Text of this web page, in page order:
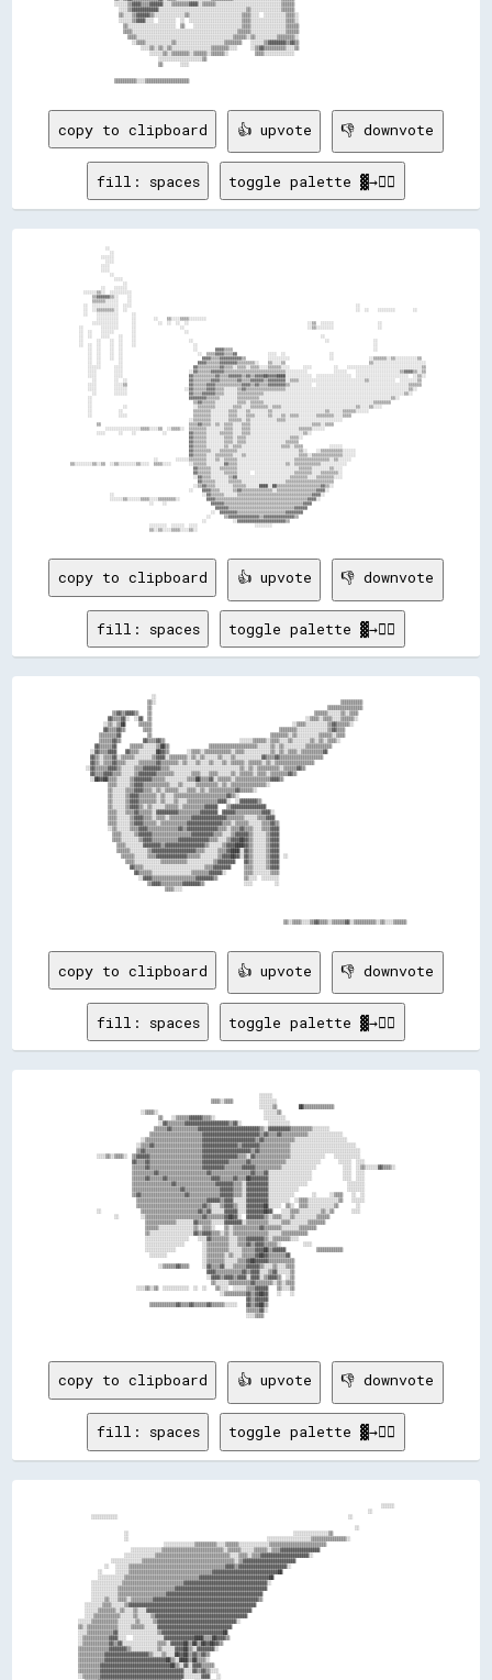
copy to clipboard 👍 upvote 👎 downvote
fill: spaces toggle palette ▓→✊🏽
copy to clipboard 👍 upvote 👎 downvote
fill: spaces toggle palette ▓→✊🏽
copy to clipboard 👍 upvote 👎 downvote
fill: spaces toggle palette ▓→✊🏽
                                                      ▒▒▒▒░░▒▒▒▒            ░░░░░░░░
                                                                            ░░░░░░▒▒          ██▒▒▒▒▒▒▒▒▒▒▒▒▒▒
                      ░░▒▒▒▒░░                                                ░░░░░░▒▒
                              ▒▒    ░░▒▒▒▒▒▒▓▓▓▓▓▓▒▒▒▒░░                      ░░░░░░░░░░
                              ░░▓▓▒▒▒▒▒▒▒▒▓▓▓▓▓▓▓▓▓▓▓▓▓▓▓▓▓▓▓▓▒▒▓▓░░            ░░░░░░░░░░
                            ▒▒▒▒▒▒▓▓▒▒▒▒▒▒▒▒▒▒▒▒▓▓▓▓▓▓▓▓▓▓▓▓▓▓▓▓▓▓▓▓▓▓▓▓▓▓▓▓▒▒░░▓▓▓▓▓▓▓▓▓▓▒▒▒▒▒▒▒▒▒▒░░░░░░░░
                          ▒▒▒▒▒▒▒▒▒▒▒▒▒▒▒▒▒▒▒▒▒▒▒▒▓▓▓▓▓▓▓▓▓▓▓▓▓▓▓▓▓▓▓▓▓▓▓▓▓▓▒▒▓▓▒▒▒▒▓▓▒▒▒▒▒▒▒▒▒▒▒▒░░░░░░░░░░░░░░░░
                      ░░▒▒▒▒▒▒▒▒▒▒▒▒▒▒▒▒▒▒▒▒▒▒▒▒▒▒▓▓▓▓▓▓▓▓▓▓▓▓▓▓▓▓▓▓▓▓▓▓▓▓▒▒▓▓▒▒▒▒▒▒▒▒▒▒▒▒▒▒░░░░░░░░░░░░░░░░░░░░░░░░
                    ░░▒▒▒▒▓▓▒▒▒▒▒▒▒▒▒▒▒▒▒▒▒▒▒▒▒▒▒▒▓▓▓▓▓▓▓▓▓▓▓▓▓▓▓▓▒▒▓▓▓▓▓▓▓▓▒▒▒▒▒▒▒▒▒▒▒▒▒▒░░░░░░░░░░░░░░░░░░░░░░░░░░░░░░
                    ▒▒▓▓▒▒▒▒▒▒▒▒▒▒▒▒▒▒▒▒▒▒▒▒▒▒▒▒▒▒▓▓▓▓▓▓▓▓▓▓▓▓▓▓▓▓▓▓▓▓▓▓▒▒▓▓▒▒▒▒▒▒▒▒▒▒▒▒▒▒░░░░░░░░░░░░░░░░░░░░░░░░░░░░░░░░
  ░░░░▒▒░░▒▒▒▒░░  ▒▒▓▓▓▓▓▓▒▒▒▒▒▒▒▒▒▒▒▒▒▒▒▒▒▒▒▒▒▒▒▒▓▓▓▓▓▓▓▓▓▓▓▓▓▓▓▓▒▒▒▒░░▓▓▒▒▒▒▒▒▒▒▒▒▒▒▒▒▒▒░░░░░░░░░░░░░░░░    ░░░░░░░░░░░░
                  ▓▓▒▒▒▒▓▓▒▒▒▒▒▒▒▒▒▒▒▒▒▒▒▒▒▒▒▒▒▒▒▒▓▓▓▓▓▓▓▓▓▓▓▓▒▒▒▒▒▒▒▒▓▓▒▒▒▒▒▒▒▒▒▒▒▒▒▒▒▒░░░░░░░░░░░░░░░░        ░░░░░░  ░░░░
                  ▒▒▒▒▒▒▓▓▒▒▒▒▒▒▒▒▒▒▒▒▒▒▒▒▒▒▒▒▒▒▒▒▓▓▓▓▓▓▓▓▓▓▒▒▒▒▒▒▒▒▓▓▓▓▓▓▒▒▒▒▒▒▒▒▒▒▒▒░░░░░░░░░░░░░░░░            ░░░░  ░░▒▒░░░░░░▓▓▒▒▒▒░░
                  ▒▒▒▒▒▒▒▒▒▒▓▓▒▒▒▒▒▒▒▒▒▒▒▒▒▒▒▒▒▒▒▒▒▒▓▓▒▒▒▒▒▒▒▒▒▒▒▒▒▒▒▒▒▒▓▓▒▒▒▒▓▓░░░░░░░░░░░░░░░░░░░░              ░░░░  ░░░░
                  ▒▒▒▒▒▒▓▓▒▒▒▒▒▒▓▓▒▒▒▒▒▒▒▒▒▒▒▒▒▒▒▒▒▒▒▒▓▓▓▓▒▒▒▒▒▒▓▓▒▒▒▒██▓▓▓▓▓▓▓▓░░░░░░░░░░░░░░░░░░░░              ░░░░  ░░░░
                  ▒▒▒▒▒▒▒▒▒▒▒▒▒▒▒▒▒▒▓▓▒▒▒▒▒▒▒▒▒▒▒▒▒▒▒▒▒▒▓▓▓▓▓▓▓▓▒▒▒▒░░▓▓▓▓▓▓▓▓▓▓░░░░░░░░░░░░░░░░░░                  ░░░░░░░░
                  ▒▒▒▒▒▒▒▒▒▒▒▒▒▒▒▒▒▒▒▒▒▒▓▓▒▒▒▒▒▒▒▒▒▒▒▒▒▒▒▒▓▓▓▓▓▓▒▒▒▒░░▓▓▓▓▓▓▓▓▓▓░░░░░░░░░░░░░░                      ░░░░░░░░
                  ▒▒▓▓▒▒▒▒▒▒▒▒▒▒▒▒▒▒▒▒▒▒▒▒▓▓▒▒▒▒▒▒▒▒▒▒▒▒▒▒▓▓▓▓▓▓▒▒▒▒░░▓▓▓▓▓▓▓▓▓▓░░░░░░░░░░░░        ░░      ░░▒▒▒▒    ░░  ░░
                    ▒▒▒▒▒▒▒▒▒▒▒▒▒▒▒▒▒▒▒▒▒▒▒▒▒▒▒▒▒▒▒▒▓▓▓▓▓▓▒▒▓▓▓▓░░░░░░▓▓▓▓▓▓▓▓▓▓░░░░░░░░░░  ░░▒▒▒▒░░░░░░░░░░░░░░▒▒    ░░░░░░
                    ▒▒▒▒▒▒▒▒▒▒▒▒▒▒▒▒▒▒▒▒▒▒▒▒▒▒▒▒▒▒▓▓▒▒░░░░▒▒▓▓▓▓▒▒░░░░▓▓▓▓▓▓▓▓██░░░░░░  ▒▒░░  ▒▒▒▒░░░░░░░░░░░░▒▒        ░░
  ░░                  ▒▒▒▒▒▒▒▒▒▒▒▒▒▒▒▒▒▒▒▒▒▒▒▒▒▒▓▓▒▒▓▓░░░░░░▓▓▓▓▓▓░░░░▓▓▓▓▓▓▓▓██▓▓    ░░░░▒▒▒▒░░░░░░░░░░▒▒░░▒▒        ░░░░
          ░░          ░░▒▒▒▒▒▒▒▒▒▒▒▒▒▒▒▒▒▒▒▒▒▒▒▒▒▒▓▓▒▒▒▒▒▒▒▒▓▓██▓▓░░  ▓▓▓▓▓▓▓▓▒▒░░▒▒▒▒░░░░▒▒░░░░░░░░░░▒▒▒▒▒▒
                        ▒▒▒▒▒▒▒▒▒▒▒▒▒▒░░░░░░░░▓▓▒▒▒▒▒▒░░░░░░▓▓▓▓▓▓▓▓░░▒▒▒▒▒▒▒▒▒▒░░░░░░▒▒▒▒░░░░░░░░▒▒▒▒▒▒▒▒
                        ▒▒▒▒▒▒░░░░░░░░░░░░░░░░▒▒░░▒▒▒▒░░    ▒▒░░▒▒▒▒▒▒▒▒▒▒▒▒▓▓▒▒▒▒▒▒▒▒░░░░░░░░▒▒▒▒▒▒▒▒
                        ▒▒░░░░░░░░░░░░░░░░░░░░▓▓▒▒▓▓▓▓▒▒▒▒░░▒▒░░▒▒▒▒▒▒▒▒▒▒▒▒▒▒▒▒░░░░░░▒▒▒▒▒▒▒▒▒▒▒▒
                        ░░░░░░░░░░░░░░░░░░░░    ░░░░▓▓▒▒▒▒▒▒▒▒░░░░▒▒▒▒▓▓▓▓▓▓▓▓▒▒░░▒▒▒▒▒▒▒▒░░░░
                        ░░░░░░░░░░░░░░░░░░        ░░▒▒▒▒▒▒▒▒▒▒░░░░▒▒▒▒▓▓▒▒▓▓▓▓▒▒▒▒▒▒░░          ░░░░
                        ░░░░░░░░░░░░░░            ░░▒▒▒▒▒▒▒▒▒▒░░░░░░▒▒▒▒▒▒▓▓▓▓██▒▒▓▓▓▓▓▓              ▒▒▒▒▒▒▒▒▒▒▒▒
                          ░░░░░░░░                ░░▒▒▒▒▒▒▒▒░░▒▒░░░░▒▒▒▒▒▒▓▓██▓▓▒▒▒▒▒▒▒▒▓▓
                                                  ░░▒▒▒▒▒▒▒▒░░░░░░▒▒▒▒▓▓██▓▓▓▓▓▓▒▒▒▒▒▒▒▒▒▒▒▒
                              ░░▒▒▒▒▒▒▓▓▒▒▒▒      ░░▓▓▒▒▒▒▓▓░░░░▒▒▒▒▒▒▓▓▓▓▓▓▒▒░░░░▒▒░░░░▒▒▒▒
                                                    ▓▓▓▓▒▒▒▒▒▒▒▒▒▒▒▒▓▓▒▒▓▓▓▓░░░░▒▒▓▓░░░░░░▒▒
                                                    ░░▓▓▓▓▒▒▓▓▓▓▒▒▓▓▓▓░░▓▓▓▓░░▒▒▓▓▓▓▒▒  ░░▒▒
                                                      ▒▒░░░░░░▒▒▒▒▒▒▒▒▒▒▓▓▒▒▒▒▒▒▒▒░░▒▒░░▒▒▒▒
                    ░░░░▒▒░░▒▒  ░░░░░░░░░░░░  ░░  ░░    ▒▒░░░░  ░░░░░░▒▒▒▒▓▓▓▓▓▓    ▒▒░░░░▒▒
                                                          ░░▒▒▒▒▒▒▒▒▒▒▓▓▒▒▓▓██▓▓    ░░    ░░
                                                                      ▓▓▒▒▓▓▓▓▓▓
                          ▒▒▒▒▒▒▒▒▒▒▒▒▓▓▒▒▒▒▓▓▒▒▒▒▒▒▓▓▒▒▒▒▒▒░░░░░░    ▓▓▒▒▓▓██▒▒
                                                                      ▒▒▒▒▒▒▓▓░░
                                                                      ░░░░▒▒▒▒
copy to clipboard 👍 upvote 👎 downvote
fill: spaces toggle palette ▓→✊🏽
                        ░░                                                  ░░░░░░░░░░░░░░░░▒▒
                        ░░                                          ░░░░░░░░░░░░░░░░░░░░▒▒▒▒▒▒▒▒▒▒▒▒▒▒▒▒░░
                                    ░░░░░░░░░░░░░░▒▒▒▒▒▒▒▒▒▒░░░░▒▒▒▒▒▒░░░░░░░░░░░░░░▒▒▒▒▒▒▒▒▒▒▒▒▒▒▒▒▒▒▒▒▒▒▒▒▒▒
                          ░░░░░░░░░░░░░░▒▒▒▒▒▒▒▒▒▒▒▒▒▒▒▒▒▒▒▒▒▒▒▒▒▒▒▒░░▒▒▒▒▒▒░░░░░░▒▒▒▒▒▒░░▒▒▒▒▓▓▓▓▓▓▓▓▓▓▓▓▓▓▓▓▓▓
                        ░░░░░░░░░░░░░░▒▒▒▒▒▒▒▒▒▒▒▒▒▒▒▒▒▒▒▒▒▒▒▒▒▒▒▒▒▒▒▒▒▒░░░░▒▒▒▒░░▒▒▒▒▓▓▓▓▓▓▓▓▓▓▓▓▓▓▓▓▓▓▓▓▓▓░░
                    ░░░░░░░░░░░░░░▒▒▒▒▒▒▒▒▒▒▒▒▒▒▒▒▒▒▒▒▒▒▒▒▒▒▒▒▒▒▒▒▒▒▒▒▒▒▒▒▒▒░░▒▒▓▓▓▓▓▓▓▓▓▓▓▓▓▓▓▓▓▓▓▓▓▓▓▓
                  ░░  ░░░░░░▒▒▒▒▒▒▒▒▒▒▒▒▒▒▒▒▒▒▒▒▒▒▒▒▒▒▒▒▒▒▒▒▒▒▒▒▒▒▒▒▒▒▒▒▓▓▓▓▒▒▓▓▓▓▓▓▓▓▓▓▓▓▓▓▓▓▓▓▓▓▓▓░░
                ░░    ░░░░░░▒▒▒▒▒▒▒▒▒▒▒▒▒▒▒▒▒▒▒▒▒▒▒▒▒▒▒▒▒▒▒▒▒▒▒▒▒▒▓▓▓▓▓▓▓▓▓▓▓▓▓▓▓▓▓▓▓▓▓▓▓▓▓▓▓▓▓▓██
                ░░░░░░░░░░░░▒▒▒▒▒▒▒▒▒▒▒▒▒▒▒▒▒▒▒▒▒▒▒▒▒▒▒▒▒▒▒▒▒▒▓▓▓▓▓▓▓▓▓▓▓▓▓▓▓▓▓▓▓▓▓▓▓▓▓▓▓▓▓▓▓▓██
              ░░░░░░░░░░░░░░▒▒▒▒▒▒▒▒▒▒▒▒▒▒▒▒▒▒▒▒▒▒▒▒▒▒▒▒▓▓▓▓▓▓▓▓▓▓▓▓▓▓▓▓▓▓▓▓▓▓▓▓▓▓▓▓▓▓▓▓▓▓▓▓▓▓░░
              ░░░░░░░░░░░░▒▒▒▒▒▒▒▒▒▒▒▒▒▒▒▒▒▒▒▒▒▒▒▒▒▒▓▓▓▓▓▓▓▓▓▓▓▓▓▓▓▓▓▓▓▓▓▓▓▓▓▓▓▓▓▓▓▓▓▓▓▓▓▓▓▓▓▓
              ░░░░░░░░░░░░▒▒▒▒▒▒▒▒▒▒▒▒▒▒▒▒▒▒▒▒▒▒▓▓▓▓▓▓▓▓▓▓▓▓▓▓▓▓▓▓▓▓▓▓▓▓▓▓▓▓▓▓▓▓▓▓▓▓▓▓▓▓▓▓▓▓
              ░░░░░░▒▒░░░░▒▒▒▒░░▒▒▒▒▒▒▒▒▒▒▓▓▓▓▓▓▓▓▓▓▓▓▓▓▓▓▓▓▓▓▓▓▓▓▓▓▓▓▓▓▓▓▓▓▓▓▓▓▓▓▓▓▓▓▓▓▓▓▒▒
            ░░░░░░░░▒▒▒▒░░░░░░▒▒▓▓▓▓▓▓▓▓▓▓▓▓▓▓▓▓▓▓▓▓▓▓▓▓▓▓▓▓▓▓▓▓▓▓▓▓▓▓▓▓▓▓▓▓▓▓▓▓▓▓▓▓▓▓▓▓▓▓
            ░░░░░░▒▒▒▒▒▒▒▒░░▒▒░░░░▒▒░░░░▓▓▓▓▓▓▓▓▓▓▓▓▓▓▓▓▓▓▓▓▓▓▓▓▓▓▓▓▓▓▓▓▓▓▓▓▓▓▓▓▓▓▓▓▓▓▓▓
            ░░░░▒▒▒▒▒▒▒▒▒▒▒▒░░░░░░▒▒░░░░░░▒▒▓▓▓▓▓▓▓▓▓▓▓▓▓▓▓▓▓▓▓▓▓▓▓▓▓▓▓▓▓▓▓▓▓▓▓▓▓▓▓▓▓▓
          ░░░░░░▒▒▒▒▒▒▒▒▒▒▒▒░░░░░░░░▒▒░░░░░░▒▒▓▓▓▓▓▓▓▓▓▓▓▓▓▓▓▓▓▓▓▓▓▓▓▓▓▓▓▓▓▓▓▓▓▓▓▓░░
          ▒▒░░▒▒▒▒▒▒▒▒▒▒▒▒▒▒░░░░░░▒▒▒▒▒▒░░░░░░▓▓▓▓▓▓▓▓▓▓▓▓▓▓▓▓▓▓▓▓▓▓▓▓▓▓▓▓▓▓▓▓▓▓
          ░░░░▒▒▒▒▒▒▒▒▒▒▒▒▓▓░░░░░░░░░░░░░░░░░░▒▒▓▓▓▓▓▓▓▓▓▓▓▓▓▓▓▓▓▓▓▓▓▓▓▓▓▓▓▓██
          ░░▒▒▒▒▒▒▒▒▒▒▒▒▓▓▓▓░░░░  ░░░░░░░░░░░░░░▓▓▓▓▓▓▓▓▓▓▓▓▓▓████▒▒▒▒██▓▓▓▓▒▒
          ░░▒▒▒▒▒▒▒▒▒▒▒▒▓▓▒▒▓▓░░░░░░░░░░░░░░░░▒▒▒▒░░▓▓▓▓▓▓██▒▒██▒▒██▓▓██▓▓▒▒
          ▒▒▒▒▒▒▒▒▒▒▒▒▒▒▓▓▓▓▓▓▓▓▒▒░░░░░░░░░░░░▒▒░░░░░░▓▓▓▓██▒▒░░▓▓▓▓▓▓▓▓░░
          ▒▒▒▒▒▒▒▒▒▒▒▒▓▓▓▓▓▓▓▓▓▓▓▓▓▓▓▓▓▓▓▓▒▒░░░░▒▒░░░░██▓▓██▒▒▓▓▒▒▓▓▒▒
          ▒▒▒▒▒▒▒▒▒▒▒▒▓▓▓▓▓▓▓▓▓▓▓▓▓▓▓▓▓▓▓▓▓▓▓▓▓▓▓▓██▒▒░░████▒▒██▒▒▒▒░░
          ▒▒▒▒▒▒▒▒▒▒▓▓▓▓▓▓▓▓▓▓▓▓▓▓▓▓▓▓▓▓▓▓▓▓▓▓▓▓▓▓▓▓██▒▒░░▓▓░░▓▓▓▓▒▒▒▒▒▒
          ▒▒▒▒▒▒▒▒▒▒▓▓▓▓▓▓▓▓▓▓▓▓▓▓▓▓▓▓▓▓▓▓▓▓▓▓▓▓▓▓▓▓▓▓▓▓▓▓░░░░▓▓▒▒▓▓▒▒░░░░
          ░░▒▒▒▒▒▒▒▒▓▓▓▓▓▓▓▓▓▓▓▓▓▓▓▓▓▓▓▓▓▓▓▓▓▓▓▓▓▓▓▓▓▓▓▓▓▓░░░░░░░░▓▓▓▓  ░░